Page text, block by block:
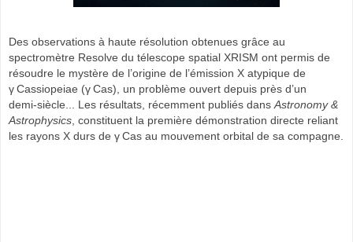
Des observations à haute résolution obtenues grâce au
spectromètre Resolve du télescope spatial XRISM ont permis de
résoudre le mystère de l’origine de l’émission X atypique de
γ Cassiopeiae (γ Cas) , un problème ouvert depuis près d’un
demi‑siècle... Les résultats, récemment publiés dans Astronomy &
Astrophysics , constituent la première démonstration directe reliant
les rayons X durs de γ Cas au mouvement orbital de sa compagne.